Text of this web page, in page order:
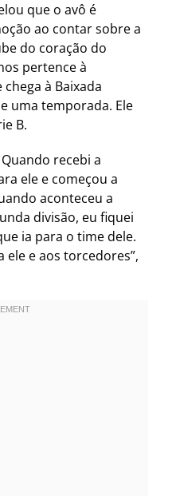
que o avô é
ao contar sobre a
do coração do
pertence à
à Baixada
uma temporada. Ele
B.
recebi a
ele e começou a
aconteceu a
divisão, eu fiquei
ia para o time dele.
ele e aos torcedores”,